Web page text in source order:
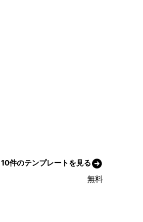
10件のテンプレートを見る
無料